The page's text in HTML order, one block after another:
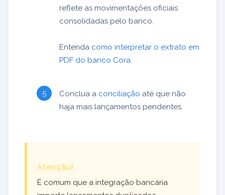
reflete as movimentações oficiais
consolidadas pelo banco.
Entenda como interpretar o extrato em
PDF do banco Cora
Conclua a conciliação até que não
haja mais lançamentos pendentes.
Atenção!
É comum que a integração bancária